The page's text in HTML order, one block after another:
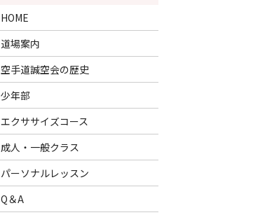
HOME
道場案内
空手道誠空会の歴史
少年部
エクササイズコース
成人・一般クラス
パーソナルレッスン
Q＆A